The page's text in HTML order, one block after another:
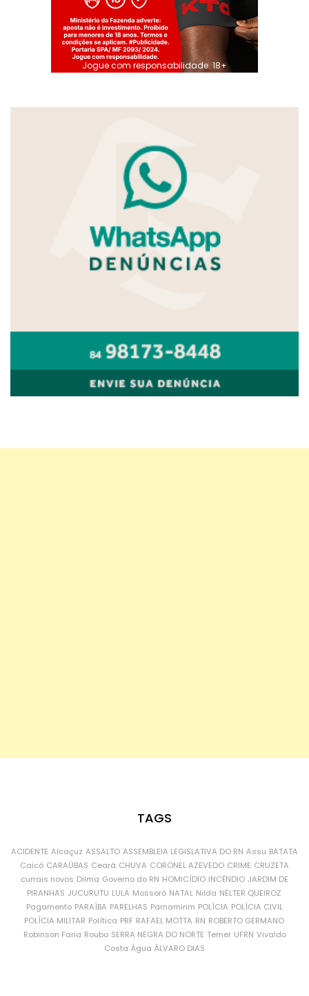
Jogue com responsabilidade. 18+
TAGS
ACIDENTE Alcaçuz ASSALTO ASSEMBLEIA LEGISLATIVA DO RN Assu BATATA
Caicó CARAÚBAS Ceará CHUVA CORONEL AZEVEDO CRIME CRUZETA
currais novos Dilma Governo do RN HOMICÍDIO INCÊNDIO JARDIM DE
PIRANHAS JUCURUTU LULA Mossoró NATAL Nilda NÉLTER QUEIROZ
Pagamento PARAÍBA PARELHAS Parnamirim POLÍCIA POLÍCIA CIVIL
POLÍCIA MILITAR Política PRF RAFAEL MOTTA RN ROBERTO GERMANO
Robinson Faria Roubo SERRA NEGRA DO NORTE Temer UFRN Vivaldo
Costa Água ÁLVARO DIAS